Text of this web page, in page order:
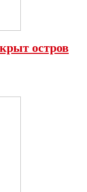
остров